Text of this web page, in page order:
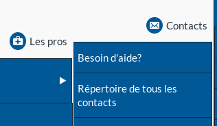
Les pros
Contacts
Besoin d'aide?
Répertoire de tous les
contacts